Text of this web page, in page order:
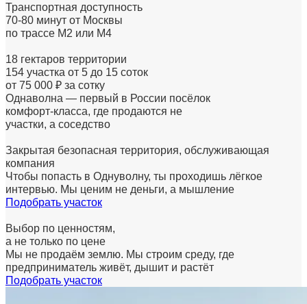
Транспортная доступность
70-80 минут от Москвы
по трассе М2 или М4
18 гектаров территории
154 участка от 5 до 15 соток
от 75 000 ₽ за сотку
Однаволна — первый в России посёлок
комфорт-класса, где продаются не
участки, а соседство
Закрытая безопасная территория, обслуживающая
компания
Чтобы попасть в Однуволну, ты проходишь лёгкое
интервью. Мы ценим не деньги, а мышление
Подобрать участок
Выбор по ценностям,
а не только по цене
Мы не продаём землю. Мы строим среду, где
предприниматель живёт, дышит и растёт
Подобрать участок